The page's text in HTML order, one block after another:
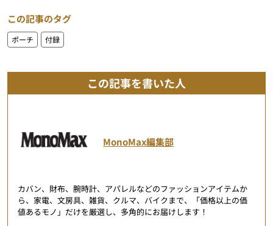
この記事のタグ
ポーチ 付録
この記事を書いた人
MonoMax編集部
カバン、財布、腕時計、アパレルなどのファッションアイテムか
ら、家電、文房具、雑貨、クルマ、バイクまで、「価格以上の価
値あるモノ」だけを厳選し、多角的にお届けします！